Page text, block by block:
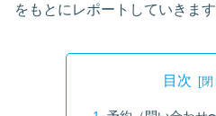
をもとにレポートしていきます
目次